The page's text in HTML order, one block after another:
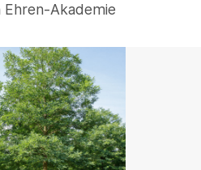
Ehren-Akademie